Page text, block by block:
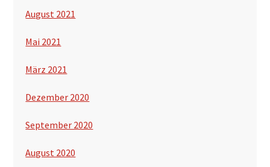
August 2021
Mai 2021
März 2021
Dezember 2020
September 2020
August 2020